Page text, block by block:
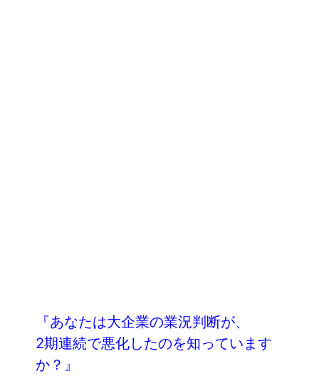
『あなたは大企業の業況判断が、
2期連続で悪化したのを知っています
か？』